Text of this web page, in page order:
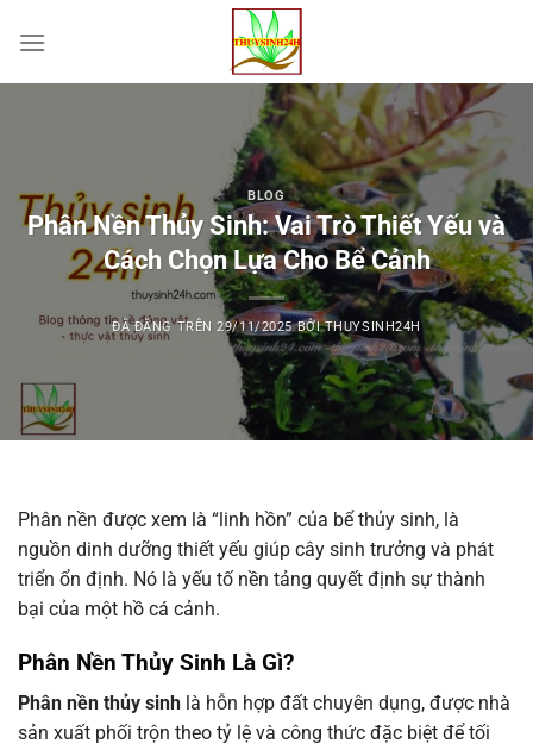
đến
BLOG
Phân Nền Thủy Sinh: Vai Trò Thiết Yếu và
Cách Chọn Lựa Cho Bể Cảnh
ĐÃ ĐĂNG TRÊN29/11/2025 BỞITHUYSINH24H
Phân nền được xem là “linh hồn” của bể thủy sinh, là
nguồn dinh dưỡng thiết yếu giúp cây sinh trưởng và phát
triển ổn định. Nó là yếu tố nền tảng quyết định sự thành
bại của một hồ cá cảnh.
Phân Nền Thủy Sinh Là Gì?
Phân nền thủy sinh là hỗn hợp đất chuyên dụng, được nhà
sản xuất phối trộn theo tỷ lệ và công thức đặc biệt để tối